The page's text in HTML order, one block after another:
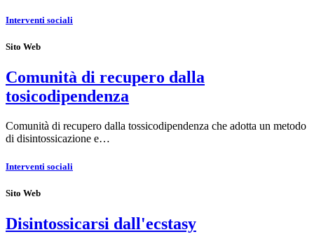
Interventi sociali
Sito Web
Comunità di recupero dalla
tosicodipendenza
Comunità di recupero dalla tossicodipendenza che adotta un metodo
di disintossicazione e…
Interventi sociali
Sito Web
Disintossicarsi dall'ecstasy